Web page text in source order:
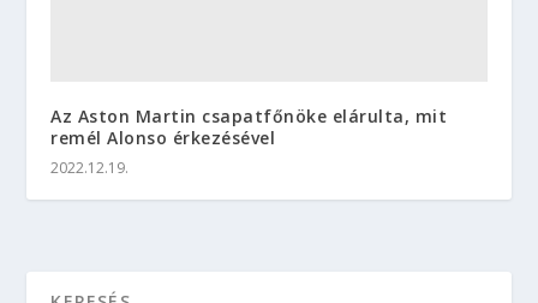
Az Aston Martin csapatfőnöke elárulta, mit
remél Alonso érkezésével
2022.12.19.